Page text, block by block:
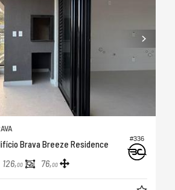
#336
Brava Breeze Residence
126,00 76,00